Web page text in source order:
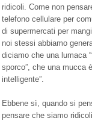
ridicoli. Come non
telefono cellulare per
di supermercati per
noi stessi abbiamo
diciamo che una lumaca
sporco”, che una mucca
intelligente”.
Ebbene sì, quando si
pensare che siamo